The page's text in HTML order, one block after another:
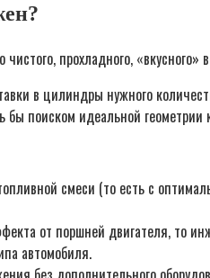
прохладного,
в цилиндры нужного
поиском идеальной геометрии
смеси (то есть с
от поршней двигателя, то
автомобиля.